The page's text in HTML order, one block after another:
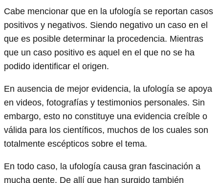
Cabe mencionar que en la ufología se reportan casos
positivos y negativos. Siendo negativo un caso en el
que es posible determinar la procedencia. Mientras
que un caso positivo es aquel en el que no se ha
podido identificar el origen.
En ausencia de mejor evidencia, la ufología se apoya
en videos, fotografías y testimonios personales. Sin
embargo, esto no constituye una evidencia creíble o
válida para los científicos, muchos de los cuales son
totalmente escépticos sobre el tema.
En todo caso, la ufología causa gran fascinación a
mucha gente. De allí que han surgido también